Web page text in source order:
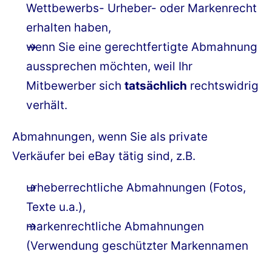
Wettbewerbs- Urheber- oder Markenrecht
erhalten haben,
wenn Sie eine gerechtfertigte Abmahnung
aussprechen möchten, weil Ihr
Mitbewerber sich tatsächlich rechtswidrig
verhält.
Abmahnungen, wenn Sie als private
Verkäufer bei eBay tätig sind, z.B.
urheberrechtliche Abmahnungen (Fotos,
Texte u.a.),
markenrechtliche Abmahnungen
(Verwendung geschützter Markennamen